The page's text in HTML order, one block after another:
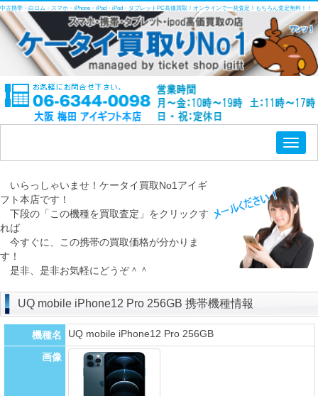
中古携帯・白ロム・スマホ・iPhone・iPad・iPod・タブレットPC高価買取！オンラインで一発査定！もちろん査定無料！！
いらっしゃいませ！ケータイ買取No1アイギ
フト本店です！
下段の「この機種を買取査定」をクリックす
れば
今すぐに、この携帯の買取価格が分かりま
す！
是非、是非お気軽にどうぞ＾＾
UQ mobile iPhone12 Pro 256GB 携帯機種情報
機種名 UQ mobile iPhone12 Pro 256GB
画像